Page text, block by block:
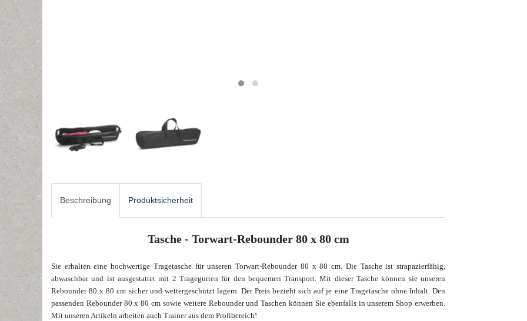
Beschreibung Produktsicherheit
Tasche - Torwart-Rebounder 80 x 80 cm
Sie erhalten eine hochwertige Tragetasche für unseren Torwart-Rebounder 80 x 80 cm. Die Tasche ist strapazierfähig,
abwaschbar und ist ausgestattet mit 2 Tragegurten für den bequemen Transport. Mit dieser Tasche können sie unseren
Rebounder 80 x 80 cm sicher und wettergeschützt lagern. Der Preis bezieht sich auf je eine Tragetasche ohne Inhalt. Den
passenden Rebounder 80 x 80 cm sowie weitere Rebounder und Taschenkönnen Sie ebenfalls in unserem Shop erwerben.
Mit unseren Artikeln arbeiten auch Trainer aus dem Profibereich!